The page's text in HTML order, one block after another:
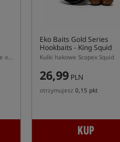
Utwardzane kulki proteinowe o zapachu kraba i ostrych przypraw
Eko Baits Gold Series
Hookbaits - King Squid
Kulki hakowe Scopex Squid
26,99 PLN
otrzymujesz 0,15 pkt
KUP